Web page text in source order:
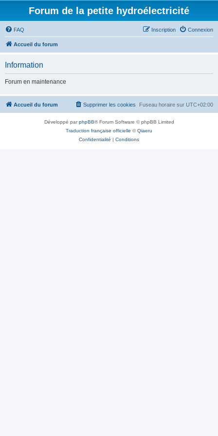
Forum de la petite hydroélectricité
FAQ Connexion
Inscription
Accueil du forum
Information
Forum en maintenance
Accueil du forum Fuseau horaire sur UTC+02:00
Supprimer les cookies
Développé parphpBB® Forum Software © phpBB Limited
Traduction française officielle ©Qiaeru
Confidentialité | Conditions